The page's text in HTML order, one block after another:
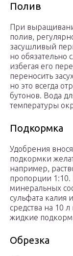
Полив
При
полив,
засушливый
но обязательно
избегая его
переносить
но это всегда
бутонов. Вода
температуры
Подкормка
Удобрения
подкормки
например,
пропорции 1:10.
минеральных
сульфата калия
средства на 10
жидкие
Обрезка